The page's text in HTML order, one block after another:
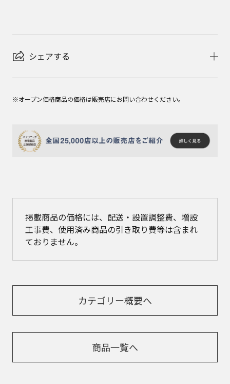
シェアする
※オープン価格商品の価格は販売店にお問い合わせください。
掲載商品の価格には、配送・設置調整費、増設
工事費、使用済み商品の引き取り費等は含まれ
ておりません。
カテゴリー概要へ
商品一覧へ